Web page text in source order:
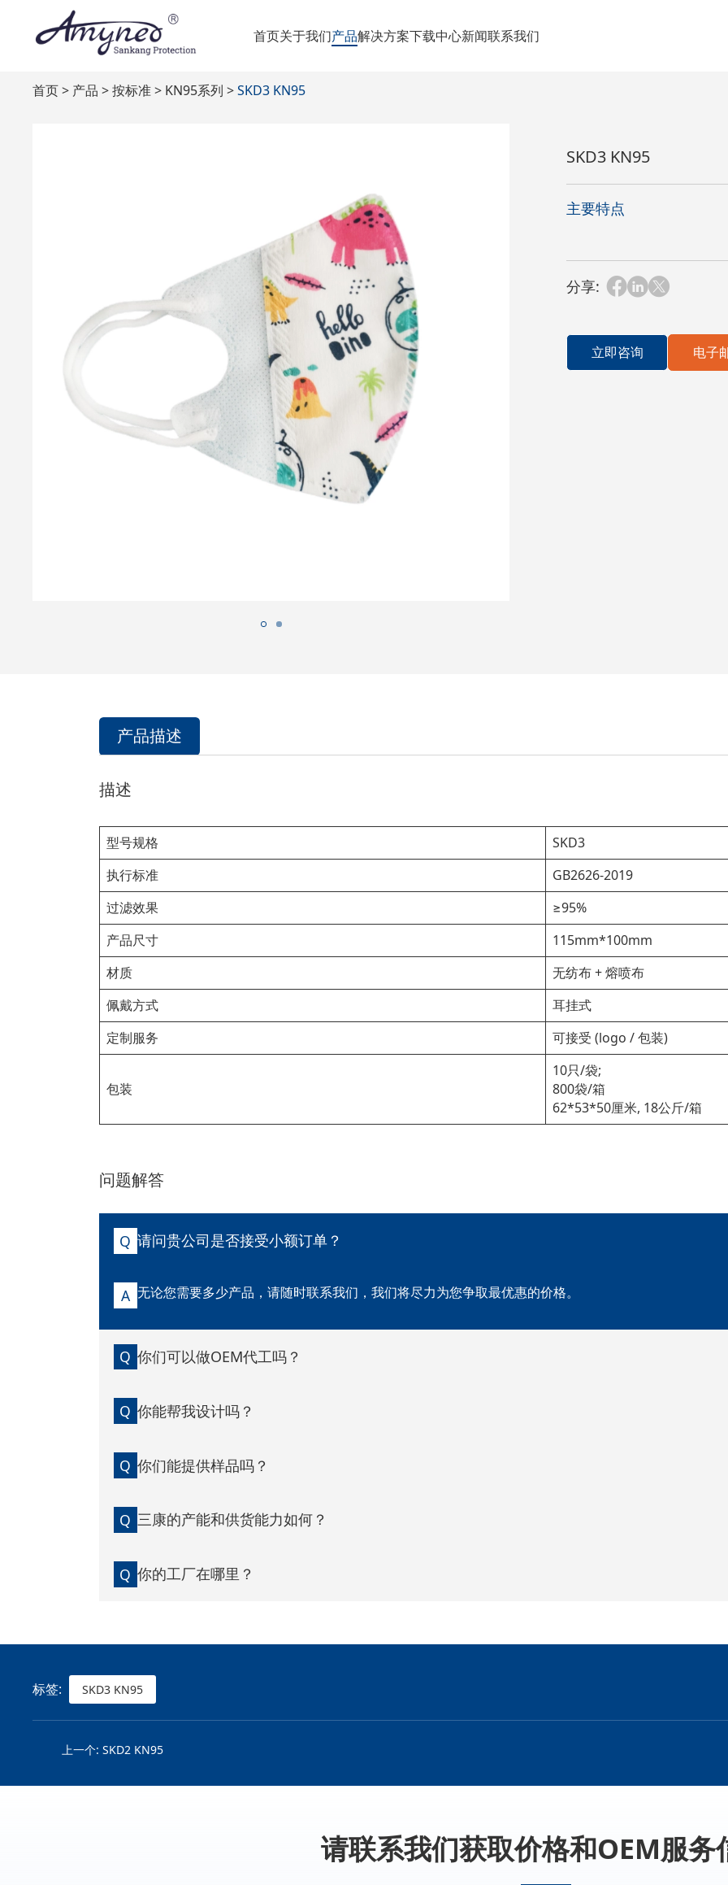
首页关于我们产品解决方案下载中心新闻联系我们
首页 产品 按标准 KN95系列 SKD3 KN95
SKD3 KN95
主要特点
分享:
立即咨询 电子
产品描述
描述
型号规格
SKD3
执行标准
GB2626-2019
过滤效果
≥95%
产品尺寸
115mm*100mm
材质
无纺布 + 熔喷布
佩戴方式
耳挂式
定制服务
可接受 (logo / 包装)
包装
10只/袋;
800袋/箱
62*53*50厘米, 18公斤/箱
问题解答
Q 请问贵公司是否接受小额订单？
A 无论您需要多少产品，请随时联系我们，我们将尽力为您争取最优惠的价格。
Q 你们可以做OEM代工吗？
Q 你能帮我设计吗？
Q 你们能提供样品吗？
Q 三康的产能和供货能力如何？
Q 你的工厂在哪里？
标签: SKD3 KN95
上一个: SKD2 KN95
请联系我们获取价格和OEM服务